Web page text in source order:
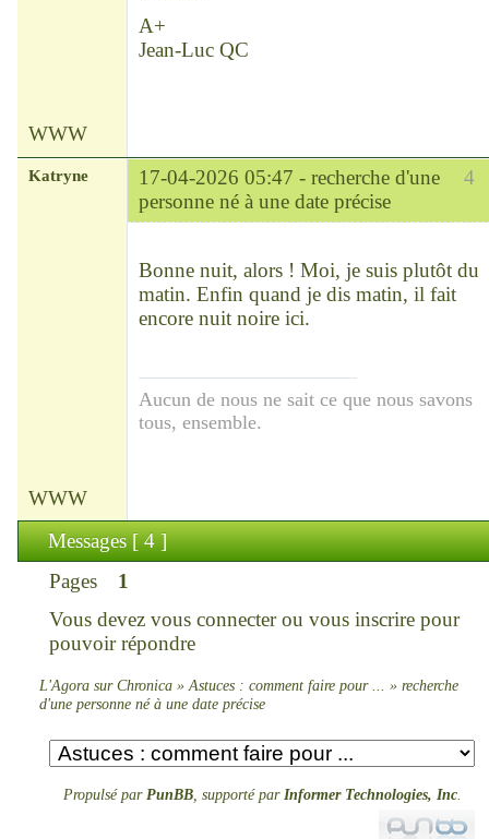
A+
Jean-Luc QC
WWW
4
Katryne 17-04-2026 05:47 - recherche d'une
personne né à une date précise
Bonne nuit, alors ! Moi, je suis plutôt du
matin. Enfin quand je dis matin, il fait
encore nuit noire ici.
Aucun de nous ne sait ce que nous savons
tous, ensemble.
WWW
Messages [ 4 ]
Pages
1
Vous devez vous connecterou vous inscrirepour
pouvoir répondre
L'Agora sur Chronica »Astuces : comment faire pour ... »recherche
d'une personne né à une date précise
Propulsé parPunBB, supporté parInformer Technologies, Inc.